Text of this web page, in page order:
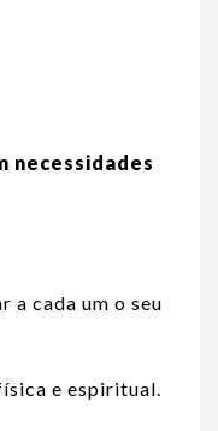
necessidades
a cada um o seu
e espiritual.